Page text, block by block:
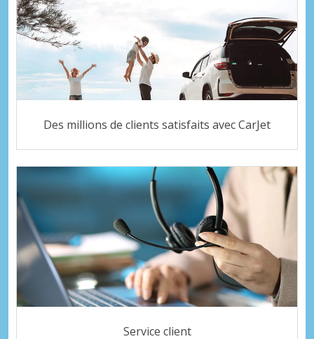
Des millions de clients satisfaits avec CarJet
Service client